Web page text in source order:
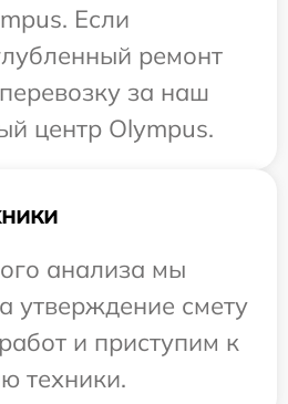
Если
ремонт
за наш
центр Olympus.
анализа мы
утверждение смету
и приступим к
техники.